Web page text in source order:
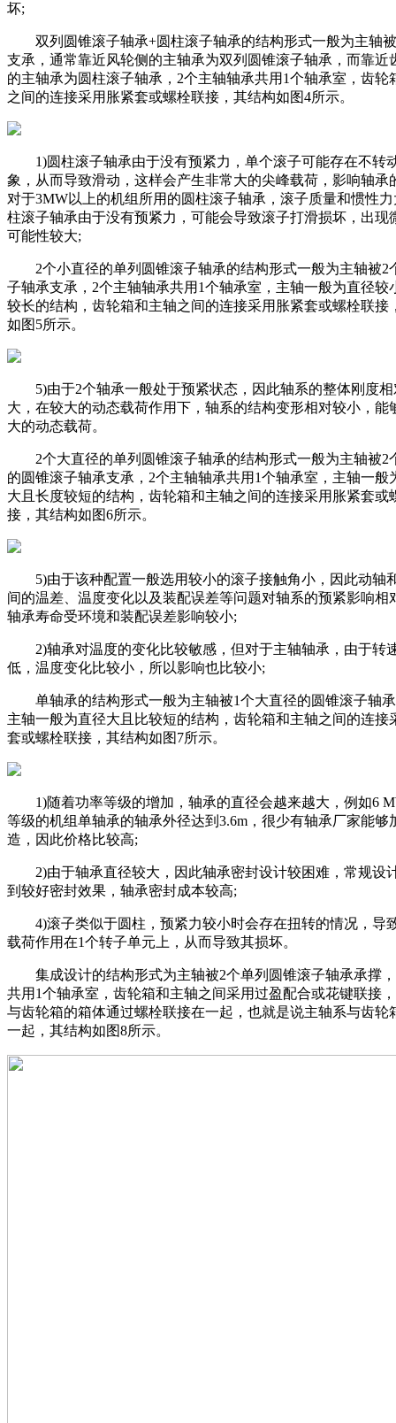
坏;
双列圆锥滚子轴承+圆柱滚子轴承的结构形式一般为主轴
支承，通常靠近风轮侧的主轴承为双列圆锥滚子轴承，而靠近
的主轴承为圆柱滚子轴承，2个主轴轴承共用1个轴承室，齿轮
之间的连接采用胀紧套或螺栓联接，其结构如图4所示。
1)圆柱滚子轴承由于没有预紧力，单个滚子可能存在不转
象，从而导致滑动，这样会产生非常大的尖峰载荷，影响轴承
对于3MW以上的机组所用的圆柱滚子轴承，滚子质量和惯性
柱滚子轴承由于没有预紧力，可能会导致滚子打滑损坏，出现
可能性较大;
2个小直径的单列圆锥滚子轴承的结构形式一般为主轴被2
子轴承支承，2个主轴轴承共用1个轴承室，主轴一般为直径较
较长的结构，齿轮箱和主轴之间的连接采用胀紧套或螺栓联接
如图5所示。
5)由于2个轴承一般处于预紧状态，因此轴系的整体刚度相
大，在较大的动态载荷作用下，轴系的结构变形相对较小，能
大的动态载荷。
2个大直径的单列圆锥滚子轴承的结构形式一般为主轴被2
的圆锥滚子轴承支承，2个主轴轴承共用1个轴承室，主轴一般
大且长度较短的结构，齿轮箱和主轴之间的连接采用胀紧套或
接，其结构如图6所示。
5)由于该种配置一般选用较小的滚子接触角小，因此动轴
间的温差、温度变化以及装配误差等问题对轴系的预紧影响相
轴承寿命受环境和装配误差影响较小;
2)轴承对温度的变化比较敏感，但对于主轴轴承，由于转
低，温度变化比较小，所以影响也比较小;
单轴承的结构形式一般为主轴被1个大直径的圆锥滚子轴
主轴一般为直径大且比较短的结构，齿轮箱和主轴之间的连接
套或螺栓联接，其结构如图7所示。
1)随着功率等级的增加，轴承的直径会越来越大，例如6
等级的机组单轴承的轴承外径达到3.6m，很少有轴承厂家能够
造，因此价格比较高;
2)由于轴承直径较大，因此轴承密封设计较困难，常规设
到较好密封效果，轴承密封成本较高;
4)滚子类似于圆柱，预紧力较小时会存在扭转的情况，导
载荷作用在1个转子单元上，从而导致其损坏。
集成设计的结构形式为主轴被2个单列圆锥滚子轴承承撑
共用1个轴承室，齿轮箱和主轴之间采用过盈配合或花键联接
与齿轮箱的箱体通过螺栓联接在一起，也就是说主轴系与齿轮
一起，其结构如图8所示。